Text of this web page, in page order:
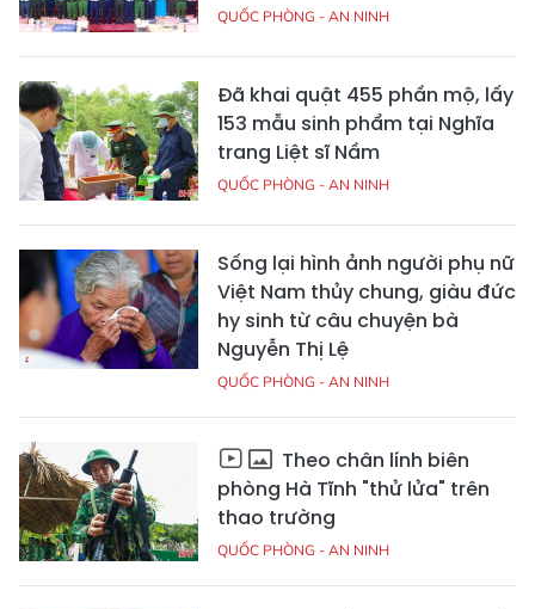
QUỐC PHÒNG - AN NINH
Đã khai quật 455 phần mộ, lấy
153 mẫu sinh phẩm tại Nghĩa
trang Liệt sĩ Nầm
QUỐC PHÒNG - AN NINH
Sống lại hình ảnh người phụ nữ
Việt Nam thủy chung, giàu đức
hy sinh từ câu chuyện bà
Nguyễn Thị Lệ
QUỐC PHÒNG - AN NINH
Theo chân lính biên
phòng Hà Tĩnh "thử lửa" trên
thao trường
QUỐC PHÒNG - AN NINH